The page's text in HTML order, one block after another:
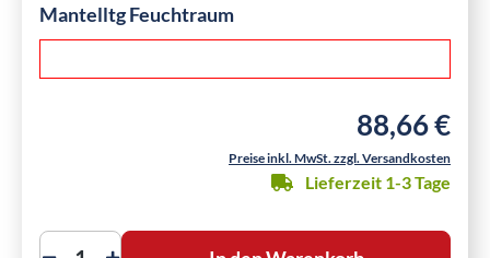
Mantelltg Feuchtraum
Regulärer
88,66 €
Preise inkl. MwSt. zzgl. Versandkosten
Lieferzeit 1-3 Tage